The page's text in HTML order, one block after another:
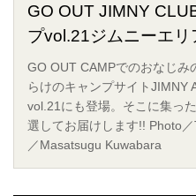
GO OUT JIMNY
プvol.21ジムニーエ
GO OUT CAMPでのおなじみ
らけのキャンプサイトJIMNY
vol.21にも登場。そこに集っ
選してお届けします!! Photo
／Masatsugu Kuwabara